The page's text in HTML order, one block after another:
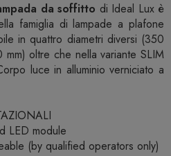
da soffitto di Ideal Lux è
famiglia di lampade a plafone
in quattro diametri diversi (350
oltre che nella variante SLIM
luce in alluminio verniciato a
LED module
(by qualified operators only)